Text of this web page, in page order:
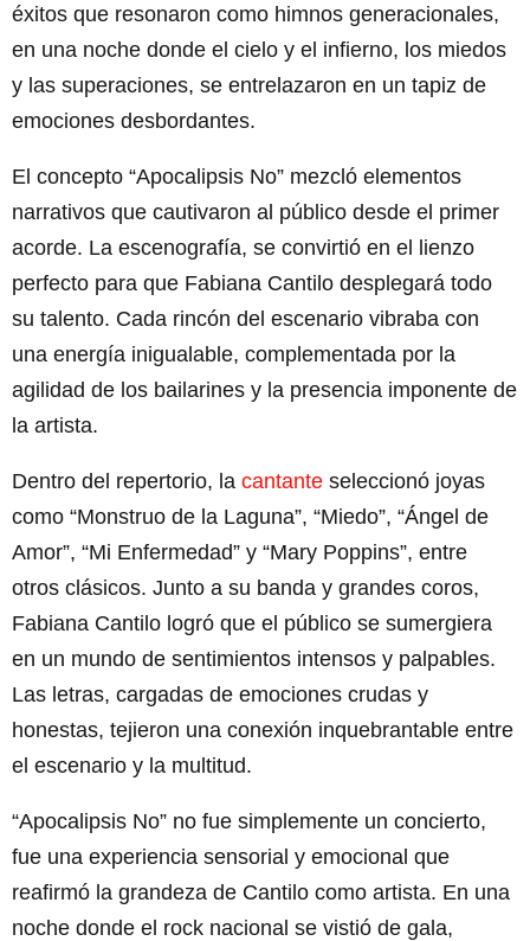
éxitos que resonaron como himnos generacionales,
en una noche donde el cielo y el infierno, los miedos
y las superaciones, se entrelazaron en un tapiz de
emociones desbordantes.
El concepto “Apocalipsis No” mezcló elementos
narrativos que cautivaron al público desde el primer
acorde. La escenografía, se convirtió en el lienzo
perfecto para que Fabiana Cantilo desplegará todo
su talento. Cada rincón del escenario vibraba con
una energía inigualable, complementada por la
agilidad de los bailarines y la presencia imponente de
la artista.
Dentro del repertorio, la cantante seleccionó joyas
como “Monstruo de la Laguna”, “Miedo”, “Ángel de
Amor”, “Mi Enfermedad” y “Mary Poppins”, entre
otros clásicos. Junto a su banda y grandes coros,
Fabiana Cantilo logró que el público se sumergiera
en un mundo de sentimientos intensos y palpables.
Las letras, cargadas de emociones crudas y
honestas, tejieron una conexión inquebrantable entre
el escenario y la multitud.
“Apocalipsis No” no fue simplemente un concierto,
fue una experiencia sensorial y emocional que
reafirmó la grandeza de Cantilo como artista. En una
noche donde el rock nacional se vistió de gala,